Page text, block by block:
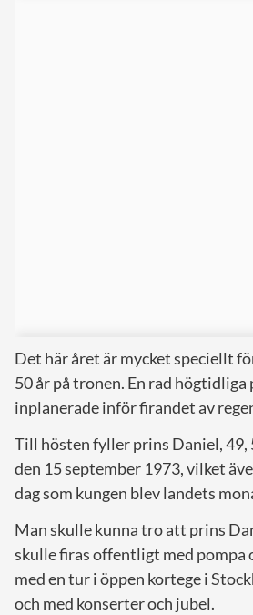
Det här året är mycket speciellt
50 år på tronen. En rad
inplanerade inför firandet av
Till hösten fyller prins Daniel, 49,
den 15 september 1973, vilket
dag som kungen blev landets
Man skulle kunna tro att prins
skulle firas offentligt med pompa
med en tur i öppen kortege i
och med konserter och jubel.